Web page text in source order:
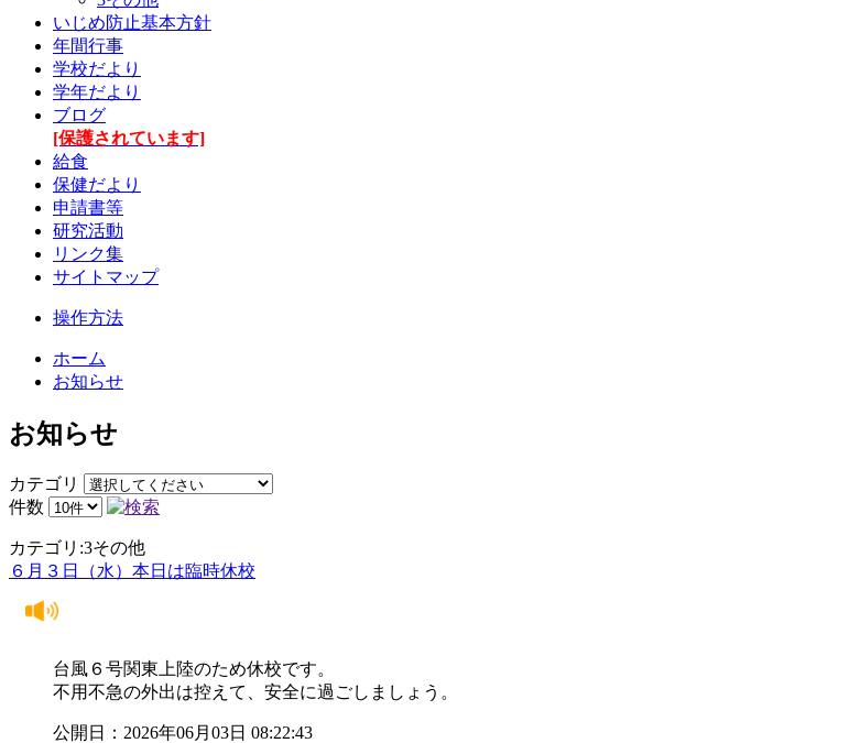
いじめ防止基本方針
年間行事
学校だより
学年だより
ブログ
[保護されています]
給食
保健だより
申請書等
研究活動
リンク集
サイトマップ
操作方法
ホーム
お知らせ
お知らせ
カテゴリ
件数
カテゴリ:3その他
６月３日（水）本日は臨時休校
台風６号関東上陸のため休校です。
不用不急の外出は控えて、安全に過ごしましょう。
公開日：2026年06月03日 08:22:43